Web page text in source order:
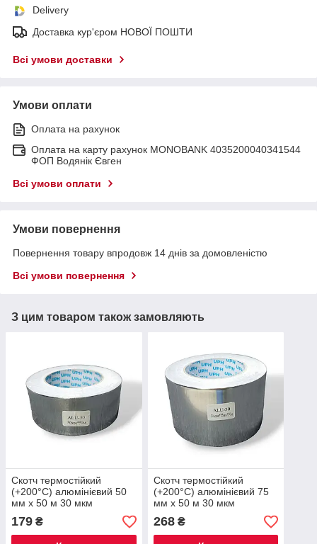
Delivery
Доставка кур'єром НОВОЇ ПОШТИ
Всі умови доставки
Умови оплати
Оплата на рахунок
Оплата на карту рахунок MONOBANK 4035200040341544
ФОП Водянік Євген
Всі умови оплати
Умови повернення
Повернення товару впродовж 14 днів за домовленістю
Всі умови повернення
З цим товаром також замовляють
Скотч термостійкий
(+200°С) алюмінієвий 50
мм х 50 м 30 мкм
179 ₴
Скотч термостійкий
(+200°С) алюмінієвий 75
мм х 50 м 30 мкм
268₴